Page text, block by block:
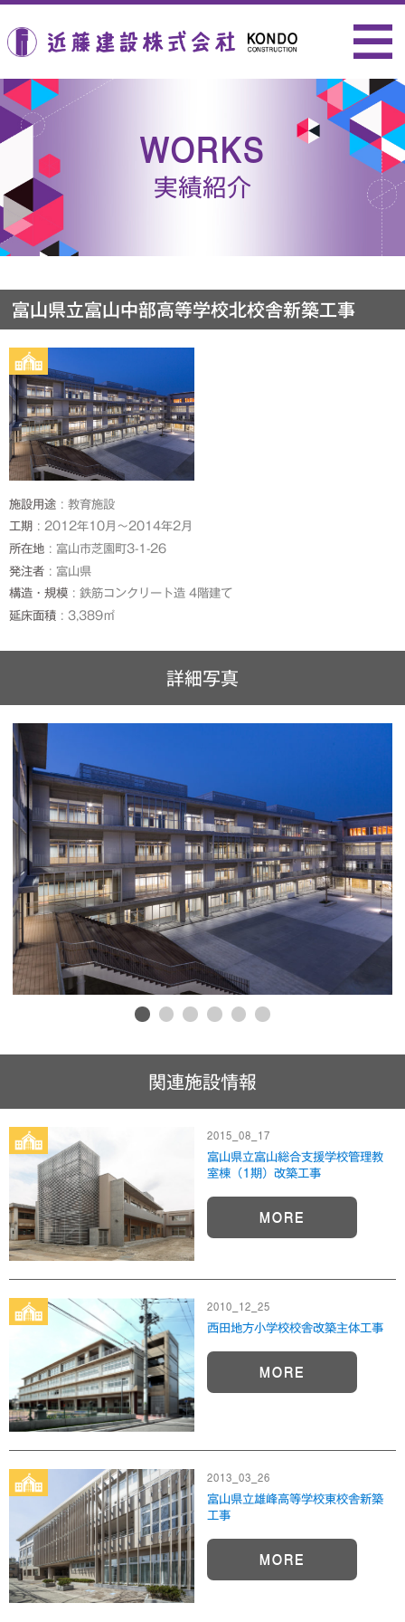
WORKS
実績紹介
富山県立富山中部高等学校北校舎新築工事
施設用途
教育施設
工期
2012年10月～2014年2月
所在地
富山市芝園町3-1-26
発注者
富山県
構造・規模
鉄筋コンクリート造 4階建て
延床面積
3,389㎡
詳細写真
関連施設情報
2015_08_17
富山県立富山総合支援学校管理教
室棟（1期）改築工事
MORE
2010_12_25
西田地方小学校校舎改築主体工事
MORE
2013_03_26
富山県立雄峰高等学校東校舎新築
工事
MORE